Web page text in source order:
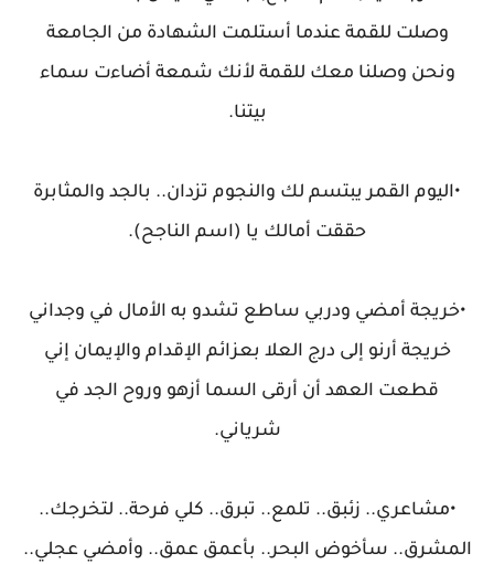
وصلت للقمة عندما أستلمت الشهادة من الجامعة
ونحن وصلنا معك للقمة لأنك شمعة أضاءت سماء
بيتنا.
•اليوم القمر يبتسم لك والنجوم تزدان.. بالجد والمثابرة
حققت أمالك يا (اسم الناجح).
•خريجة أمضي ودربي ساطع تشدو به الأمال في وجداني
خريجة أرنو إلى درج العلا بعزائم الإقدام والإيمان إني
قطعت العهد أن أرقى السما أزهو وروح الجد في
شرياني.
•مشاعري.. زئبق.. تلمع.. تبرق.. كلي فرحة.. لتخرجك..
المشرق.. سأخوض البحر.. بأعمق عمق.. وأمضي عجلي..